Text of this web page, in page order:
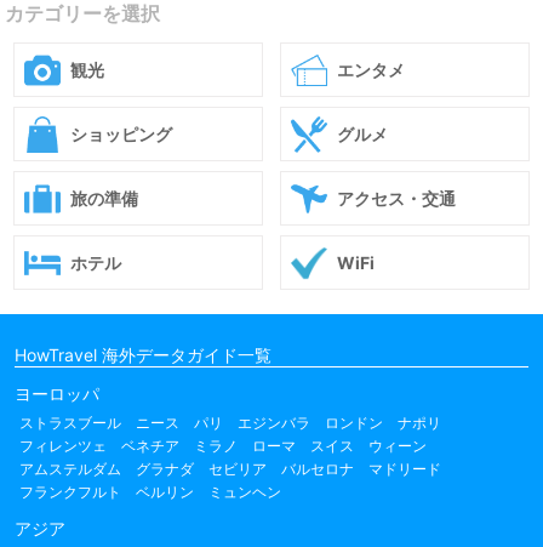
カテゴリーを選択
観光 エンタメ
ショッピング グルメ
旅の準備 アクセス・交通
ホテル WiFi
HowTravel 海外データガイド一覧
ヨーロッパ
ストラスブール ニース パリ エジンバラ ロンドン
ナポリ
フィレンツェ
ベネチア ミラノ ローマ スイス
ウィーン
アムステルダム
グラナダ セビリア バルセロナ
マドリード
フランクフルト
ベルリン ミュンヘン
アジア